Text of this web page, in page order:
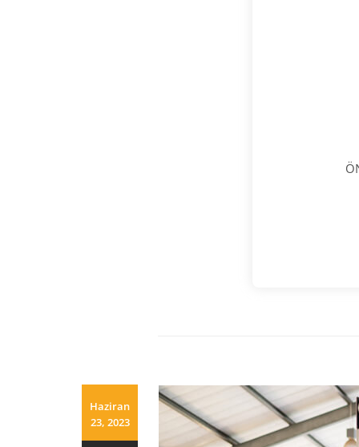
Haziran
23, 2023